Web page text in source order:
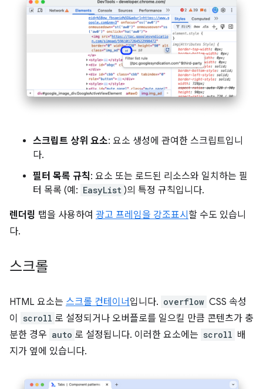
스크립트 상위 요소: 요소 생성에 관여한 스크립트입니
다.
필터 목록 규칙: 요소 또는 로드된 리소스와 일치하는 필
터 목록 (예: EasyList )의 특정 규칙입니다.
렌더링 탭을 사용하여 광고 프레임을 강조표시 할 수도 있습니
다.
스크롤
HTML 요소는 스크롤 컨테이너입니다. overflow CSS 속성
이
scroll 로 설정되거나 오버플로를 일으킬 만큼 콘텐츠가 충
분한 경우 auto 로 설정됩니다. 이러한 요소에는 scroll 배
지가 옆에 있습니다.